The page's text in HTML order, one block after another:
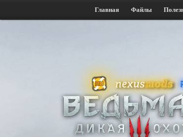
Главная Файлы